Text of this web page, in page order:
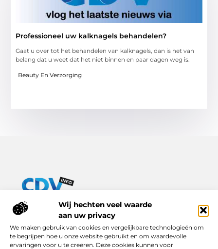
Wij hechten veel waarde
aan uw privacy
We maken gebruik van cookies en vergelijkbare technologieën om
te begrijpen hoe u onze website gebruikt en om waardevolle
ervaringen voor u te creëren. Deze cookies kunnen voor
Professioneel uw kalknagels behandelen?
Gaat u over tot het behandelen van kalknagels, dan is het van
belang dat u weet dat het niet binnen en paar dagen weg is.
Beauty En Verzorging
Van praktische tips tot inspirerende verhalen – alles op Cdv-
Ontdek een breed scala aan blogs en artikelen die je dagelijks
leven verrijken, van handige adviezen tot boeiende inzichten.